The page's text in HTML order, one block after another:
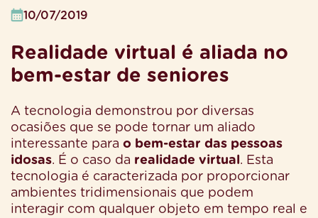
10/07/2019
Realidade virtual é aliada no
bem-estar de seniores
A tecnologia demonstrou por diversas
ocasiões que se pode tornar um aliado
interessante para o bem-estar das pessoas
idosas. É o caso da realidade virtual. Esta
tecnologia é caracterizada por proporcionar
ambientes tridimensionais que podem
interagir com qualquer objeto em tempo real e